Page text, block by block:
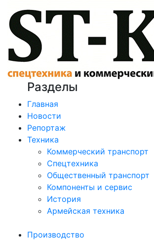
Разделы
Главная
Новости
Репортаж
Техника
Коммерческий транспорт
Спецтехника
Общественный транспорт
Компоненты и сервис
История
Армейская техника
Производство